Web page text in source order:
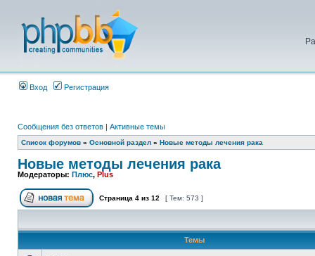
Вход Регистрация
Сообщения без ответов | Активные темы
Список форумов » Основной раздел » Новые методы лечения рака
Новые методы лечения рака
Модераторы: Плюс, Plus
Страница 4 из 12 [ Тем: 573 ]
Темы